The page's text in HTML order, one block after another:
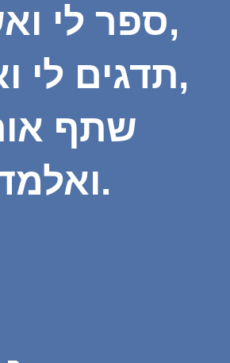
ספר לי ואשכח,
תדגים לי ואזכור,
שתף
ואלמד.